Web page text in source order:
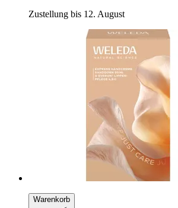
Zustellung bis 12. August
Warenkorb